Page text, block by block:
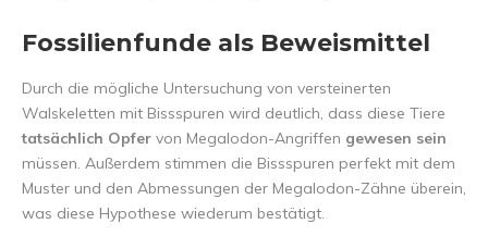
Fossilienfunde als Beweismittel
Durch die mögliche Untersuchung von versteinerten
Walskeletten mit Bissspuren wird deutlich, dass diese Tiere
tatsächlich Opfer von Megalodon-Angriffen gewesen sein
müssen. Außerdem stimmen die Bissspuren perfekt mit dem
Muster und den Abmessungen der Megalodon-Zähne überein,
was diese Hypothese wiederum bestätigt.